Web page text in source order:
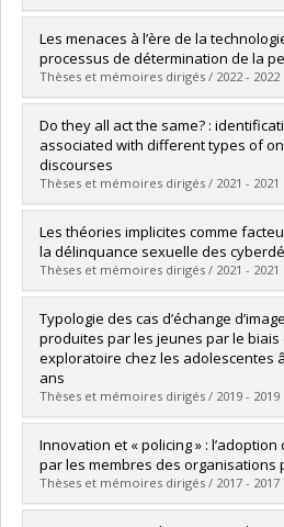
Graduate :Bélanger, Philippe
Cycle :Master's
Grade :M. Sc.
Lien vers le document dans Papyrus
Les menaces à l’ère de la
processus de détermination de la
Thèses et mémoires dirigés / 2022 - 2022
Graduate :Gagné, Stéphanie
Cycle :Master's
Grade :M. Sc.
Lien vers le document dans Papyrus
Do they all act the same? :
associated with different types of
discourses
Thèses et mémoires dirigés / 2021 - 2021
Graduate :Desjardins, Vicky
Cycle :Master's
Grade :M. Sc.
Lien vers le document dans Papyrus
Les théories implicites comme
la délinquance sexuelle des
Thèses et mémoires dirigés / 2021 - 2021
Graduate :Dumouchel, Rosalie
Cycle :Master's
Grade :M. Sc.
Lien vers le document dans Papyrus
Typologie des cas d’échange
produites par les jeunes par le biais
exploratoire chez les adolescentes
ans
Thèses et mémoires dirigés / 2019 - 2019
Graduate :Molina Martinez,
Cycle : Master's
Grade :M. Sc.
Lien vers le document dans Papyrus
Innovation et « policing » :
par les membres des organisations
Thèses et mémoires dirigés / 2017 - 2017